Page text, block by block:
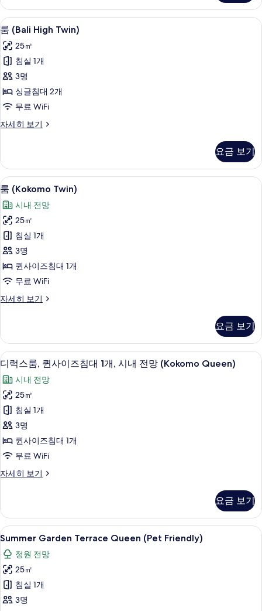
자
세
히
보
기
룸
(Bali
High
Twin)
사
진
모
두
룸 (Bali High Twin) | 객실 내 금고, 노
11
룸 (Bali High Twin)
25㎡
침실 1개
3명
싱글침대 2개
무료 WiFi
자세히 보기
룸
자
세
히
보
기
요금 보기
룸
(Kokomo
Twin)
사
진
모
두
보
기
객실 내 금고, 노트북 작업 공간, 암막
8
룸 (Kokomo Twin)
시내 전망
25㎡
침실 1개
3명
퀸사이즈침대 1개
무료 WiFi
자세히 보기
룸
세
히
보
기
요금 보기
디
럭
스
룸,
퀸
사
이
즈
침
1
개,
시
내
전
망
(Kokomo
객실 내 금고, 노트북 작업 공간, 암막
8
디럭스룸, 퀸사이즈침대 1개, 시내 전망 (Kokomo Queen)
시내 전망
25㎡
침실 1개
3명
퀸사이즈침대 1개
무료 WiFi
자세히 보기
디
퀸
사
이
침
대
개,
시
요금 보기
Summer
Garden
Terrace
Queen
(Pet
Friendly)
11
Summer Garden Terrace Queen (Pet Friendly)
정원 전망
25㎡
침실 1개
3명